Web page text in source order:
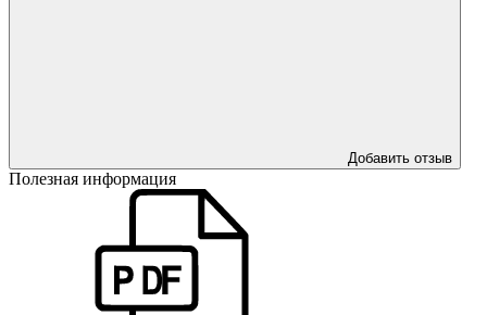
Добавить отзыв
Полезная информация